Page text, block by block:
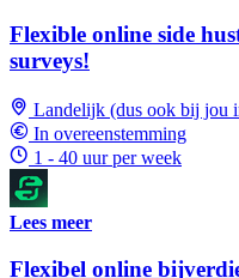
Flexible online side
surveys!
Landelijk (dus ook bij jou
In overeenstemming
1 - 40 uur per week
Lees meer
Flexibel online